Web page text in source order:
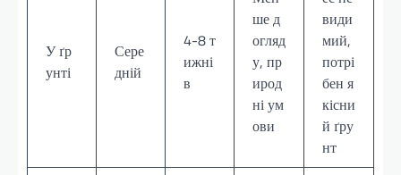
У ґр
унті
Сере
дній
4-8 т
ижні
в
ше д
огляд
у, пр
ирод
ні ум
ови
види
мий,
потрі
бен я
кісни
й ґру
нт